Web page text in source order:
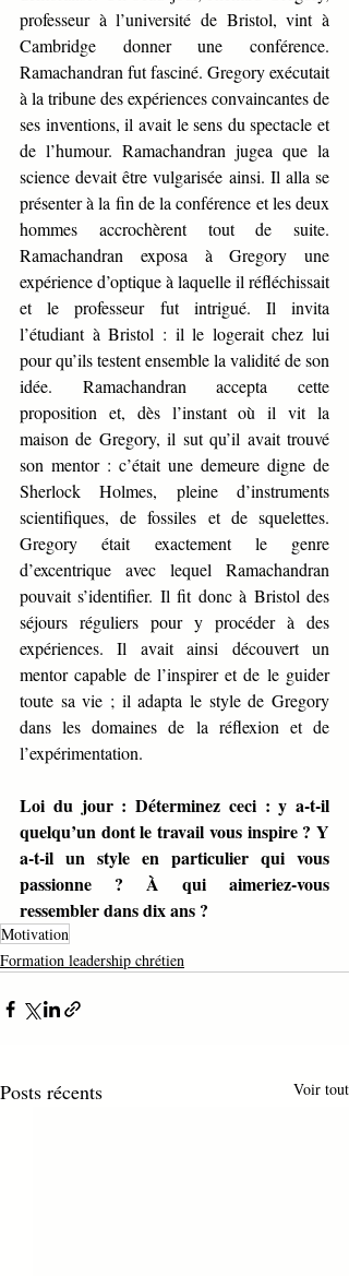
professeur à l’université de Bristol, vint à
Cambridge donner une conférence.
Ramachandran fut fasciné. Gregory exécutait
à la tribune des expériences convaincantes de
ses inventions, il avait le sens du spectacle et
de l’humour. Ramachandran jugea que la
science devait être vulgarisée ainsi. Il alla se
présenter à la fin de la conférence et les deux
hommes accrochèrent tout de suite.
Ramachandran exposa à Gregory une
expérience d’optique à laquelle il réfléchissait
et le professeur fut intrigué. Il invita
l’étudiant à Bristol : il le logerait chez lui
pour qu’ils testent ensemble la validité de son
idée. Ramachandran accepta cette
proposition et, dès l’instant où il vit la
maison de Gregory, il sut qu’il avait trouvé
son mentor : c’était une demeure digne de
Sherlock Holmes, pleine d’instruments
scientifiques, de fossiles et de squelettes.
Gregory était exactement le genre
d’excentrique avec lequel Ramachandran
pouvait s’identifier. Il fit donc à Bristol des
séjours réguliers pour y procéder à des
expériences. Il avait ainsi découvert un
mentor capable de l’inspirer et de le guider
toute sa vie ; il adapta le style de Gregory
dans les domaines de la réflexion et de
l’expérimentation.
Loi du jour : Déterminez ceci : y a-t-il
quelqu’un dont le travail vous inspire ? Y
a-t-il un style en particulier qui vous
passionne ? À qui aimeriez-vous
ressembler dans dix ans ?
Motivation
Formation leadership chrétien
Posts récents Voir tout